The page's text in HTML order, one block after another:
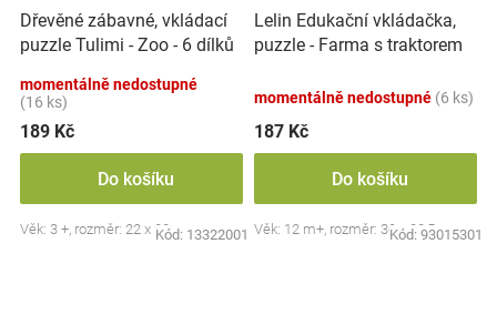
Dřevěné zábavné, vkládací
puzzle Tulimi - Zoo - 6 dílků
momentálně nedostupné
(16 ks)
189 Kč
Do košíku
Věk: 3 +, rozměr: 22 x 22 cm
Kód: 13322001
Lelin Edukační vkládačka,
puzzle - Farma s traktorem
momentálně nedostupné (6 ks)
187 Kč
Do košíku
Věk: 12 m+, rozměr: 30 x 22,5 cm.
Kód: 93015301